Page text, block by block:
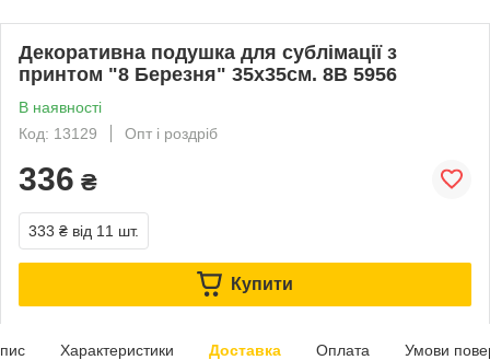
Декоративна подушка для сублімації з
принтом "8 Березня" 35х35см. 8В 5956
В наявності
Код: 13129
Опт і роздріб
336 ₴
333 ₴ від 11 шт.
Купити
Характеристики Доставка Оплата Умови